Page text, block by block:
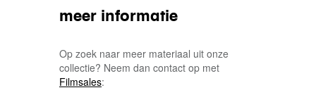
meer informatie
Op zoek naar meer materiaal uit onze
collectie? Neem dan contact op met
Filmsales: